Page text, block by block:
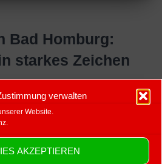
verwalten
Website.
AKZEPTIEREN
Bad Homburg:
starkes Zeichen
16.03.2023 Am Wiesenborn traf eine
in einem Benefizspiel auf den
Möller war als Fußballer überaus
und Europameisterschaft, den